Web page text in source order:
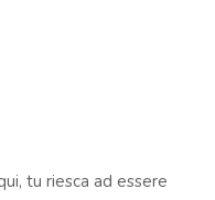
tu riesca ad essere